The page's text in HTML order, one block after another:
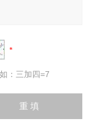
：三加四=7